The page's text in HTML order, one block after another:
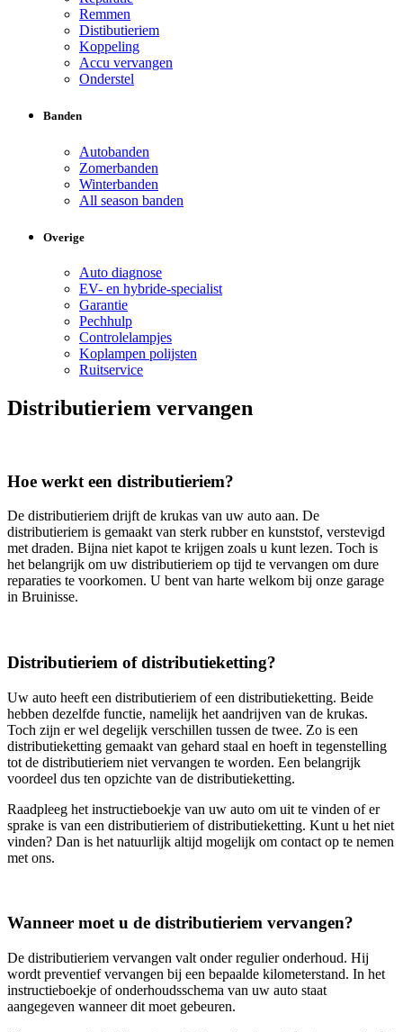
Remmen
Distibutieriem
Koppeling
Accu vervangen
Onderstel
Banden
Autobanden
Zomerbanden
Winterbanden
All season banden
Overige
Auto diagnose
EV- en hybride-specialist
Garantie
Pechhulp
Controlelampjes
Koplampen polijsten
Ruitservice
Distributieriem vervangen
Hoe werkt een distributieriem?
De distributieriem drijft de krukas van uw auto aan. De
distributieriem is gemaakt van sterk rubber en kunststof, verstevigd
met draden. Bijna niet kapot te krijgen zoals u kunt lezen. Toch is
het belangrijk om uw distributieriem op tijd te vervangen om dure
reparaties te voorkomen. U bent van harte welkom bij onze garage
in Bruinisse.
Distributieriem of distributieketting?
Uw auto heeft een distributieriem of een distributieketting. Beide
hebben dezelfde functie, namelijk het aandrijven van de krukas.
Toch zijn er wel degelijk verschillen tussen de twee. Zo is een
distributieketting gemaakt van gehard staal en hoeft in tegenstelling
tot de distributieriem niet vervangen te worden. Een belangrijk
voordeel dus ten opzichte van de distributieketting.
Raadpleeg het instructieboekje van uw auto om uit te vinden of er
sprake is van een distributieriem of distributieketting. Kunt u het niet
vinden? Dan is het natuurlijk altijd mogelijk om contact op te nemen
met ons.
Wanneer moet u de distributieriem vervangen?
De distributieriem vervangen valt onder regulier onderhoud. Hij
wordt preventief vervangen bij een bepaalde kilometerstand. In het
instructieboekje of onderhoudsschema van uw auto staat
aangegeven wanneer dit moet gebeuren.